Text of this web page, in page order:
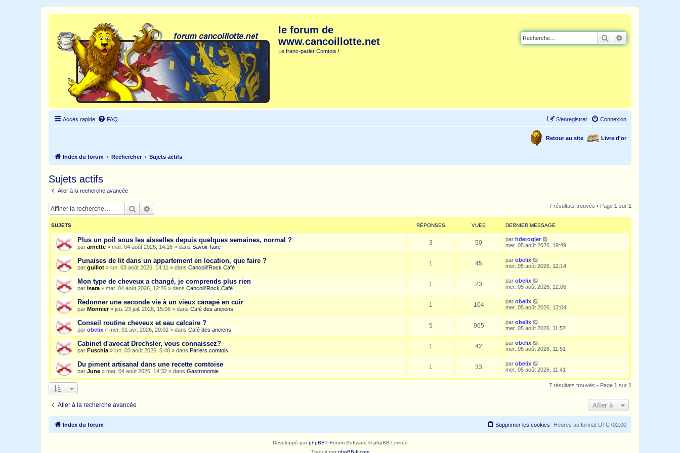
le forum de
www.cancoillotte.net
Le franc-parler Comtois !
Rechercher
Accès rapide FAQ Connexion
S’enregistrer
Livre d'or
Retour au site
Index du forum Rechercher Sujets actifs
Sujets actifs
Aller à la recherche avancée
Rechercher 7 résultats trouvés • Page 1 sur 1
SUJETS RÉPONSES VUES DERNIER MESSAGE
Plus un poil sous les aisselles depuis quelques semaines, normal ?
par arnette » mar. 04 août 2026, 14:16 » dans Savoir-faire
3 50 par hderogier
mer. 05 août 2026, 19:49
Punaises de lit dans un appartement en location, que faire ?
par guillot » lun. 03 août 2026, 14:11 » dans Cancoill'Rock Café
1 45 par obelix
mer. 05 août 2026, 12:14
Mon type de cheveux a changé, je comprends plus rien
par Isara » mar. 04 août 2026, 12:26 » dans Cancoill'Rock Café
1 23 par obelix
mer. 05 août 2026, 12:06
Redonner une seconde vie à un vieux canapé en cuir
par Monnier» jeu. 23 juil. 2026, 15:06 » dans Café des anciens
1 104 par obelix
mer. 05 août 2026, 12:04
Conseil routine cheveux et eau calcaire ?
par obelix » mer. 01 avr. 2026, 20:02 » dans Café des anciens
5 965 par obelix
mer. 05 août 2026, 11:57
Cabinet d'avocat Drechsler, vous connaissez?
par Fuschia » lun. 03 août 2026, 5:48 » dans Parlers comtois
1 42 par obelix
mer. 05 août 2026, 11:51
Du piment artisanal dans une recette comtoise
par June » mar. 04 août 2026, 14:32 » dans Gastronomie
1 33 par obelix
mer. 05 août 2026, 11:41
7 résultats trouvés • Page 1 sur 1
Aller à la recherche avancée Aller à
Index du forum Heures au format UTC+02:00
Supprimer les cookies
Développé parphpBB® Forum Software © phpBB Limited
Traduit parphpBB-fr.com